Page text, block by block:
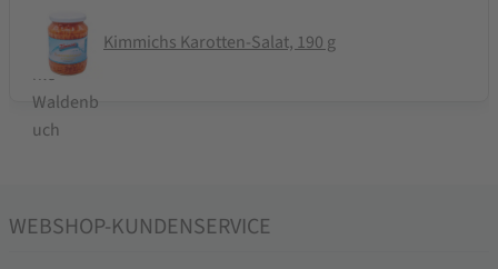
Kimmichs Karotten-Salat, 190 g
WEBSHOP-KUNDENSERVICE